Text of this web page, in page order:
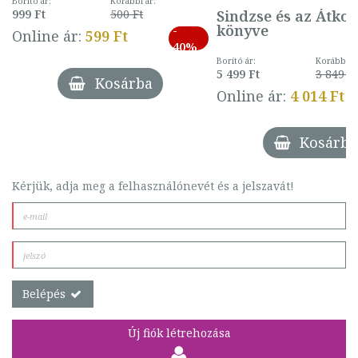
999 Ft 500 Ft
Online ár: 599 Ft
-
40%
Kosárba
Sindzse és az Átkok
könyve
Borító ár:
5 499 Ft
Korábbi
3 849 Ft
Online ár: 4 014 Ft
Kosárba
Kérjük, adja meg a felhasználónevét és a jelszavát!
Belépés
Új fiók létrehozása